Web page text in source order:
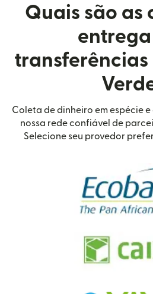
Quais são as
Coleta de dinheiro em espécie
nossa rede confiável de
Selecione seu provedor